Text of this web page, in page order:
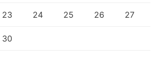
23 24 25 26 27
30